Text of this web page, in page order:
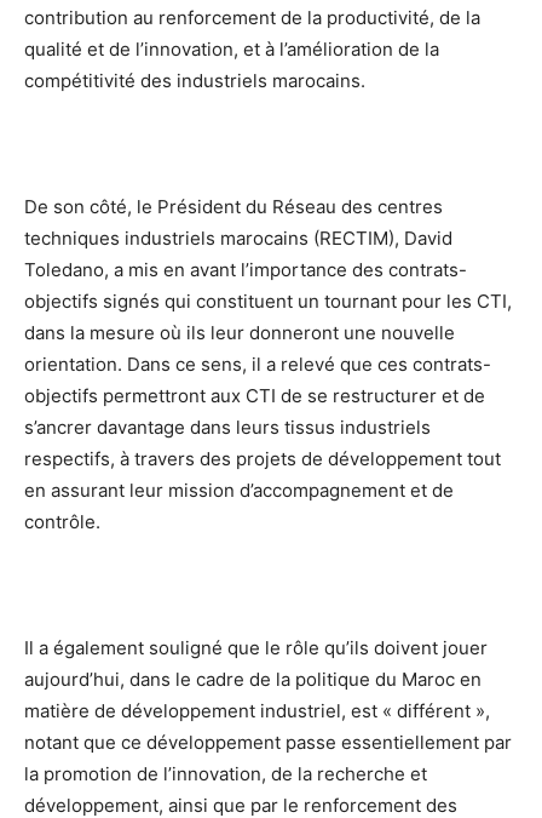
contribution au renforcement de la productivité, de la
qualité et de l’innovation, et à l’amélioration de la
compétitivité des industriels marocains.
De son côté, le Président du Réseau des centres
techniques industriels marocains (RECTIM), David
Toledano, a mis en avant l’importance des contrats-
objectifs signés qui constituent un tournant pour les CTI,
dans la mesure où ils leur donneront une nouvelle
orientation. Dans ce sens, il a relevé que ces contrats-
objectifs permettront aux CTI de se restructurer et de
s’ancrer davantage dans leurs tissus industriels
respectifs, à travers des projets de développement tout
en assurant leur mission d’accompagnement et de
contrôle.
Il a également souligné que le rôle qu’ils doivent jouer
aujourd’hui, dans le cadre de la politique du Maroc en
matière de développement industriel, est « différent »,
notant que ce développement passe essentiellement par
la promotion de l’innovation, de la recherche et
développement, ainsi que par le renforcement des